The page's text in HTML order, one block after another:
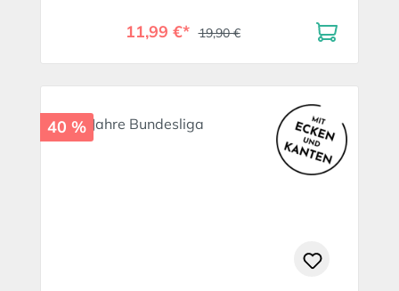
11,99 €* 19,90 €
40 %